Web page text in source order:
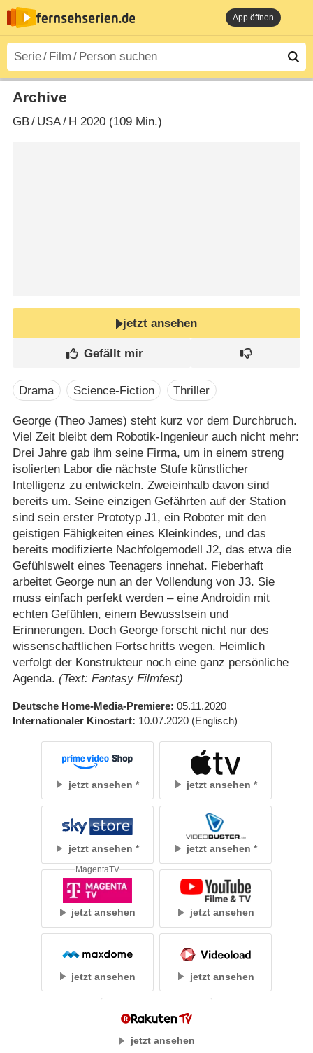
App öffnen
Archive
GB/ USA/ H 2020 (109 Min.)
jetzt ansehen
Drama Science-Fiction Thriller
George (Theo James) steht kurz vor dem Durchbruch.
Viel Zeit bleibt dem Robotik-Ingenieur auch nicht mehr:
Drei Jahre gab ihm seine Firma, um in einem streng
isolierten Labor die nächste Stufe künstlicher
Intelligenz zu entwickeln. Zweieinhalb davon sind
bereits um. Seine einzigen Gefährten auf der Station
sind sein erster Prototyp J1, ein Roboter mit den
geistigen Fähigkeiten eines Kleinkindes, und das
bereits modifizierte Nachfolgemodell J2, das etwa die
Gefühlswelt eines Teenagers innehat. Fieberhaft
arbeitet George nun an der Vollendung von J3. Sie
muss einfach perfekt werden – eine Androidin mit
echten Gefühlen, einem Bewusstsein und
Erinnerungen. Doch George forscht nicht nur des
wissenschaftlichen Fortschritts wegen. Heimlich
verfolgt der Konstrukteur noch eine ganz persönliche
Agenda. (Text: Fantasy Filmfest)
Deutsche Home-Media-Premiere 05.11.2020
Internationaler Kinostart 10.07.2020 (Englisch)
jetzt ansehen jetzt ansehen
jetzt ansehen jetzt ansehen
jetzt ansehen
MagentaTV
jetzt ansehen
jetzt ansehen jetzt ansehen
jetzt ansehen